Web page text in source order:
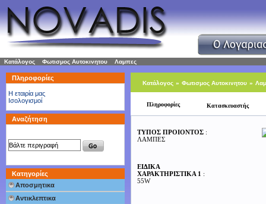
Κατάλογος Φωτισμος Αυτοκινητου Λαμπες
Πληροφορίες
H εταιρία μας
Ισολογισμοί
Αναζήτηση
Κατηγορίες
Αποσμητικα
Αντικλεπτικα
Κατάλογος » Φωτισμος Αυτοκινητου »
Πληροφορίες Κατασκευαστής
ΤΥΠΟΣ ΠΡΟΙΟΝΤΟΣ :
ΛΑΜΠΕΣ
ΕΙΔΙΚΑ
ΧΑΡΑΚΤΗΡΙΣΤΙΚΑ 1 :
55W